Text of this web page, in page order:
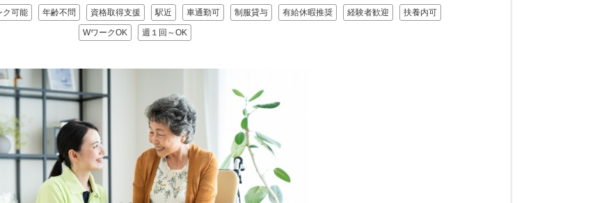
ク可能 年齢不問 資格取得支援 駅近 車通勤可 制服貸与 有給休暇推奨 経験者歓迎 扶養内可
WワークOK 週１回～OK